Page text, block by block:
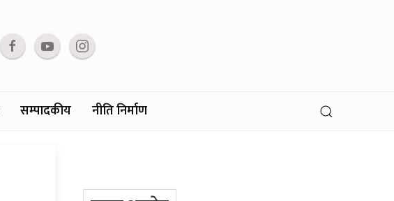
सम्पादकीय नीति निर्माण